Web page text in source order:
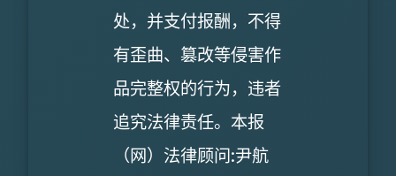
处，并支付报酬，不得
有歪曲、篡改等侵害作
品完整权的行为，违者
追究法律责任。本报
（网）法律顾问:尹航